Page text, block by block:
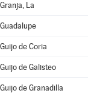
Granja, La
Guadalupe
Guijo de Coria
Guijo de Galisteo
Guijo de Granadilla